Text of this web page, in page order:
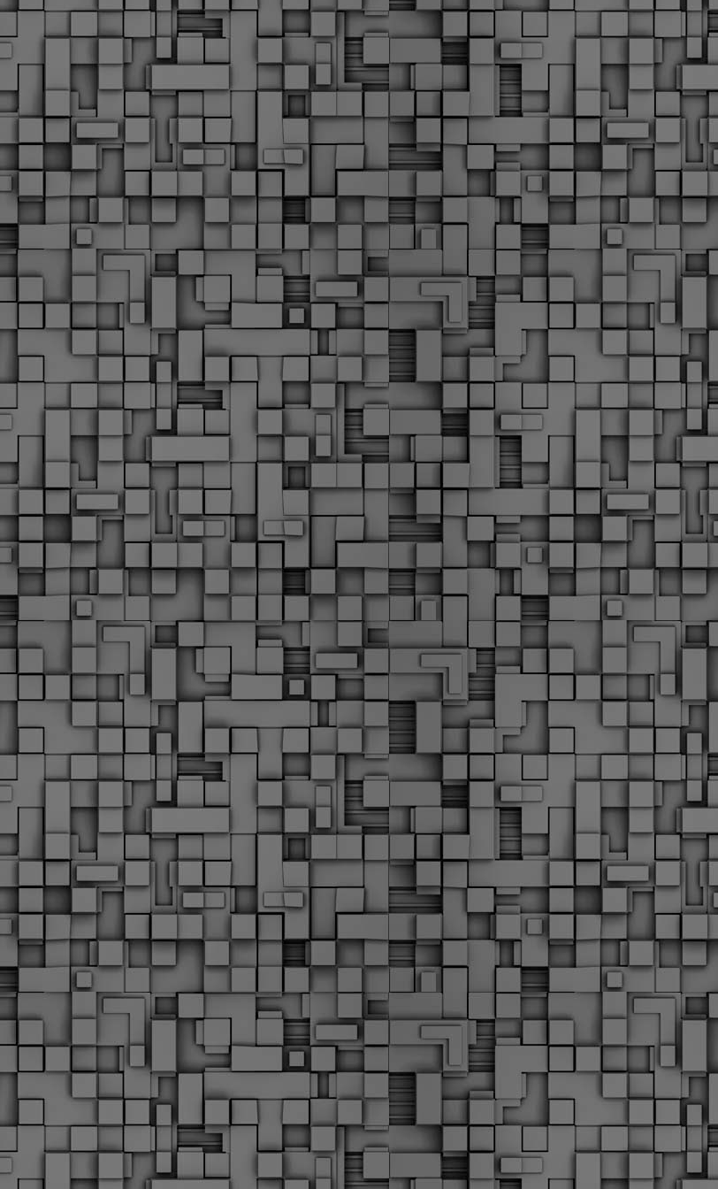
Το Dimastin, αναζητεί σχετικό
στο διαδίκτυο και σας το παρουσιάζει σε
Επίσης, σας καλούμε, αν διαπιστώσετε ότι
ορκωμοσίες, μπορείτε να στέλνετε το
υλικό στο dimasthes@gmail.gr ώστε να το
άμεσα.
Ορκίστηκαν οι 75 νέοι δημοτικοί
– Τι τους ζήτησε ο Αγγελούδης
το έργο της δημοτικής αστυνομίας στο δήμο
καθώς το πρωί της Τετάρτης 18 Μαρτίου
νέοι δημοτικοί αστυνομικοί.
λίγους μήνες αποκτά ένα ισχυρό σώμα η
Θα είναι πιο κοντά στον πολίτη. Είχα την
σήμερα στην ορκωμοσία τους.
εδώ και μια εβδομάδα οι αφίξεις των
Δημοτικών Αστυνομικών στους
οι ορκωμοσίες τους - Πλήρες
ο "οργανισμός" της Δημοτικής Αστυνομίας!
κανονικές προσλήψεις στην Δημοτική
να γίνουν από το 2010. Δεκαέξι ολόκληρα
ακόμη και με αυτές τις προσλήψεις, δεν
2/3 των Δημοτικών Αστυνομικών που
2013 προ της κατάργησης της υπηρεσίας με
πρωθυπουργού Κυριάκου Μητσοτάκη. Ας
Αστυνομία Θεσσαλονίκης: Διμηνιαίος
ελέγχων τήρησης νομοθεσίας
των δράσεων ελέγχου για τα ζώα συντροφιάς
Ιανουαρίου – Φεβρουαρίου 2026 παρουσιάζει η
Θεσσαλονίκης, με στόχο την προστασία των
συμβίωση στην πόλη.
απόρριψη της επαναφοράς του 13ου
μισθού για τους δημοσίους υπαλλήλους
αυτή, το ΣτΕ απορρίπτει οριστικά τις
υπαλλήλων για επαναφορά των
την τρέχουσα κατάσταση παρά τις
ΑΔΕΔΥ
οριστικά την προσφυγή της ΑΔΕΔΥ και ενός
για την επαναφορά των δώρων Χριστουγέννων,
άδειας (13ος και 14ος μισθός) στους
δημόσιου τομέα, κλείνοντας μια μακρά
που αφορούσε τις μνημονιακές περικοπές.
έκδοσης οριστικών αποτελεσμάτων –
την πολυαναμενόμενη εγκύκλιο του Υπ.
2 μέρες πριν την στάση εργασίας
το ΣτΕ για την απόρριψη της επαναφοράς